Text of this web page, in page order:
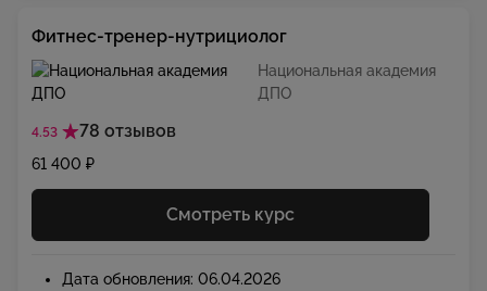
Национальная академия
ДПО
4.53 78 отзывов
Фитнес-тренер-нутрициолог
61 400 ₽
Смотреть курс
Дата обновления: 06.04.2026